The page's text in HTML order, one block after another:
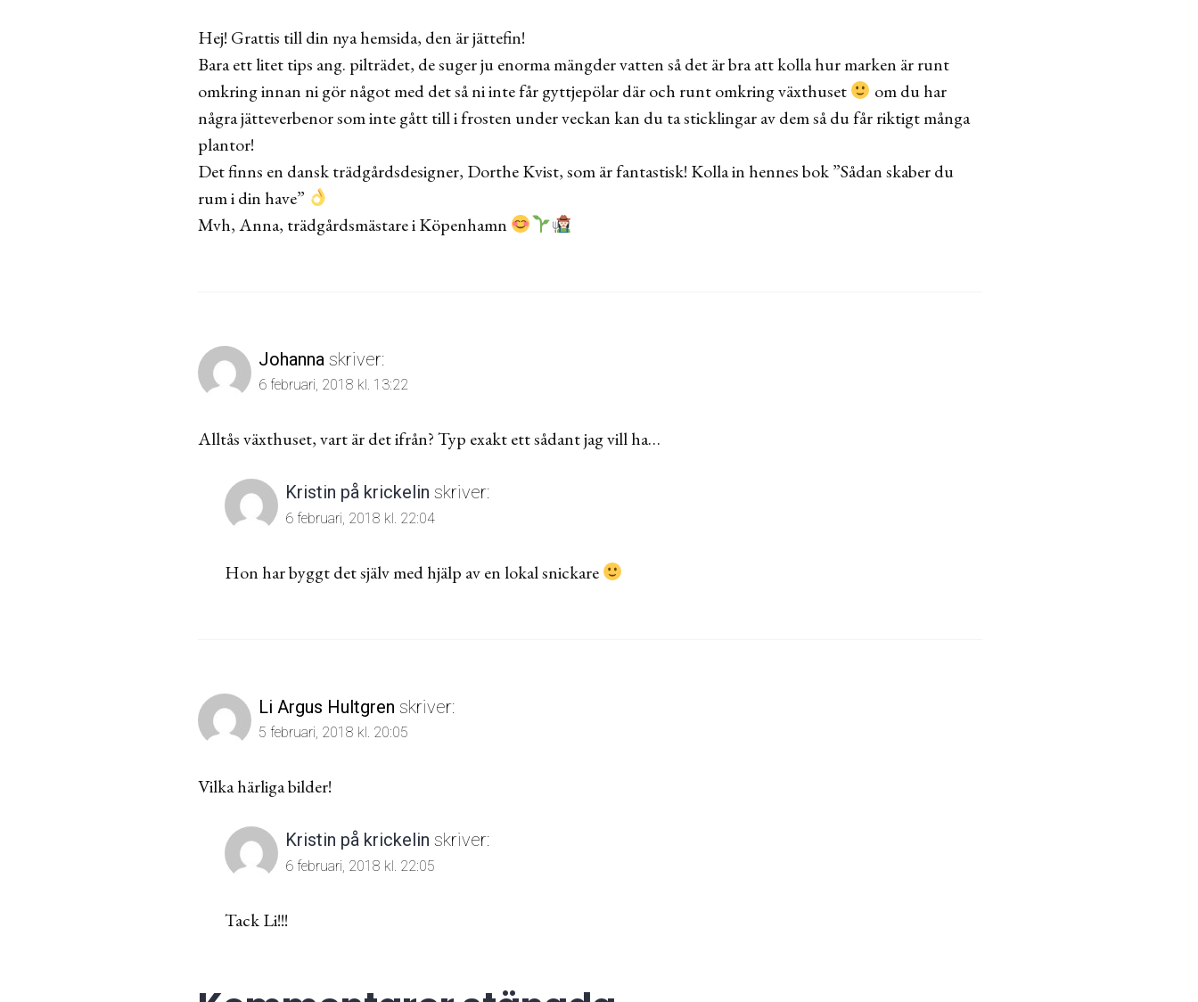
Hej! Grattis till din nya hemsida, den är jättefin!
Bara ett litet tips ang. pilträdet, de suger ju enorma mängder vatten så det är bra att kolla hur marken är runt
omkring innan ni gör något med det så ni inte får gyttjepölar där och runt omkring växthuset
om du har
några jätteverbenor som inte gått till i frosten under veckan kan du ta sticklingar av dem så du får riktigt många
plantor!
Det finns en dansk trädgårdsdesigner, Dorthe Kvist, som är fantastisk! Kolla in hennes bok ”Sådan skaber du
rum i din have”
Mvh, Anna, trädgårdsmästare i Köpenhamn
Johanna skriver:
6 februari, 2018 kl. 13:22
Alltås växthuset, vart är det ifrån? Typ exakt ett sådant jag vill ha…
Kristin på krickelin skriver:
6 februari, 2018 kl. 22:04
Hon har byggt det själv med hjälp av en lokal snickare
Li Argus Hultgren skriver:
5 februari, 2018 kl. 20:05
Vilka härliga bilder!
Kristin på krickelin skriver:
6 februari, 2018 kl. 22:05
Tack Li!!!